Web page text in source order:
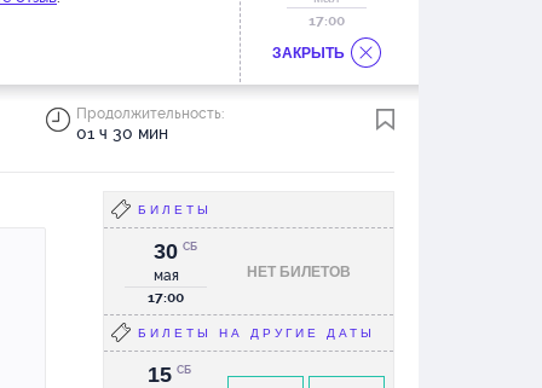
17:00
Продолжительность:
01 ч 30 мин
ЗАКРЫТЬ
БИЛЕТЫ
НЕТ БИЛЕТОВ
30
мая
СБ
17:00
БИЛЕТЫ НА ДРУГИЕ ДАТЫ
15 СБ